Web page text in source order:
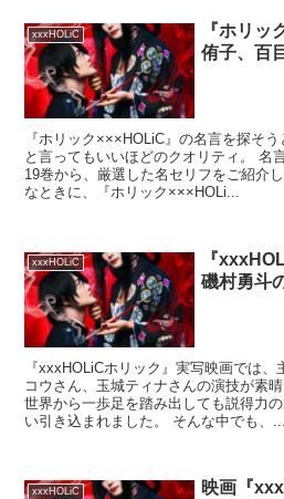
xxxHOLiC
『ホリッ
侑子、百
『ホリック×××HOLiC』の名言を探そ
と言ってもいいほどのクオリティ。 名
19巻から、厳選した名セリフをご紹介
なときに、『ホリック×××HOLi...
xxxHOLiC
『
磯村勇斗
『xxxHOLiCホリック』実写映画では
コウさん、玉城ティナさんの演技が素
世界から一歩足を踏み出しても説得力
い引き込まれました。 そんな中でも、...
xxxHOLiC
映画『